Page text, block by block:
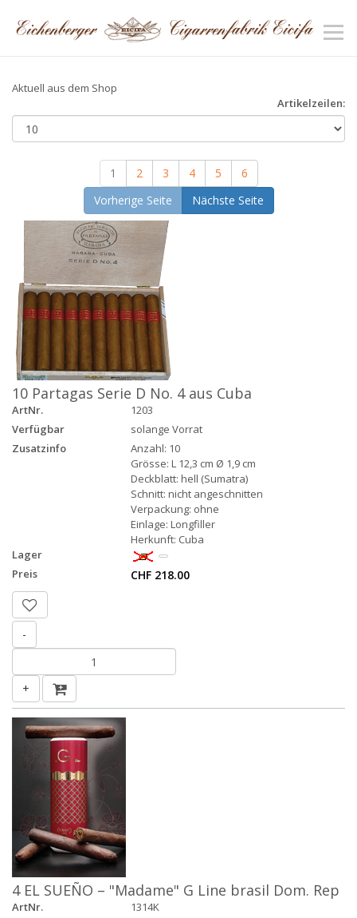
Aktuell aus dem Shop
Artikelzeilen:
1 2 3 4 5
6
Vorherige Seite
Nächste Seite
10 Partagas Serie D No. 4 aus Cuba
ArtNr.
1203
Verfügbar
solange Vorrat
Zusatzinfo
Anzahl: 10
Grösse: L 12,3 cm Ø 1,9 cm
Deckblatt: hell (Sumatra)
Schnitt: nicht angeschnitten
Verpackung: ohne
Einlage: Longfiller
Herkunft: Cuba
Lager
Preis
CHF 218.00
-
+
4 EL SUEÑO – "Madame" G Line brasil Dom. Rep
ArtNr.
1314K